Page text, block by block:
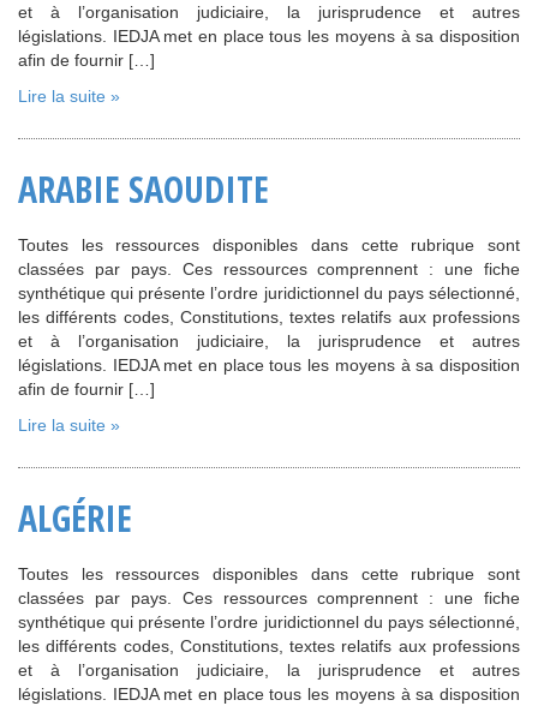
et à l’organisation judiciaire, la jurisprudence et autres
législations. IEDJA met en place tous les moyens à sa disposition
afin de fournir […]
Lire la suite »
ARABIE SAOUDITE
Toutes les ressources disponibles dans cette rubrique sont
classées par pays. Ces ressources comprennent : une fiche
synthétique qui présente l’ordre juridictionnel du pays sélectionné,
les différents codes, Constitutions, textes relatifs aux professions
et à l’organisation judiciaire, la jurisprudence et autres
législations. IEDJA met en place tous les moyens à sa disposition
afin de fournir […]
Lire la suite »
ALGÉRIE
Toutes les ressources disponibles dans cette rubrique sont
classées par pays. Ces ressources comprennent : une fiche
synthétique qui présente l’ordre juridictionnel du pays sélectionné,
les différents codes, Constitutions, textes relatifs aux professions
et à l’organisation judiciaire, la jurisprudence et autres
législations. IEDJA met en place tous les moyens à sa disposition